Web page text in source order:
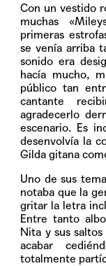
Con un vestido
muchas
primeras
se venía arriba
sonido era
hacía mucho,
público tan
cantante
agradecerlo
escenario. Es
desenvolvía la
Gilda gitana
Uno de sus
notaba que la
gritar la letra
Entre tanto
Nita y sus
acabar
totalmente